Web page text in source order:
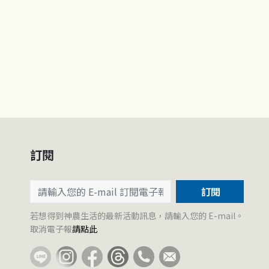
訂閱
訂閱
若想得到神農生活的最新活動訊息，請輸入您的 E-mail。
取消電子報請點此